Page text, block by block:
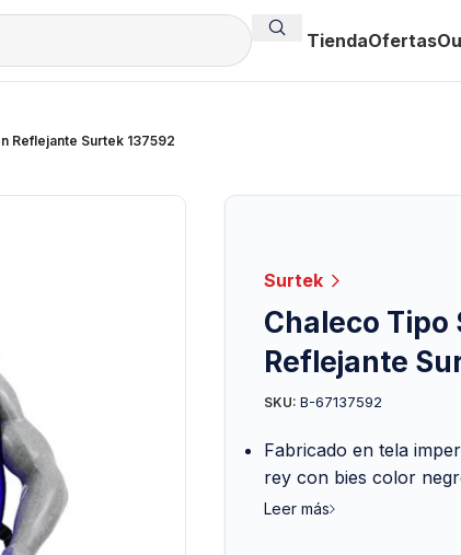
TiendaOfertas
Reflejante Surtek 137592
Surtek
Chaleco Tipo
Reflejante
SKU: B-67137592
Fabricado en tela
rey con bies color
Leer más